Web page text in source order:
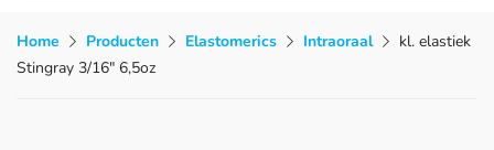
Home Producten Elastomerics Intraoraal
kl. elastiek
Stingray 3/16" 6,5oz